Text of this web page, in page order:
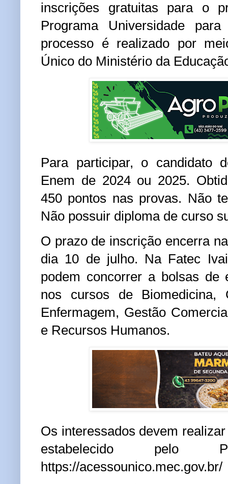
inscrições gratuitas para o
Programa Universidade
processo é realizado por
Único do Ministério da
Para participar, o candidato
Enem de 2024 ou 2025.
450 pontos nas provas. Não
Não possuir diploma de curso
O prazo de inscrição encerra
dia 10 de julho. Na Fatec
podem concorrer a bolsas de
nos cursos de Biomedicina,
Enfermagem, Gestão
e Recursos Humanos.
Os interessados devem
estabelecido pelo
https://acessounico.mec.gov.br/